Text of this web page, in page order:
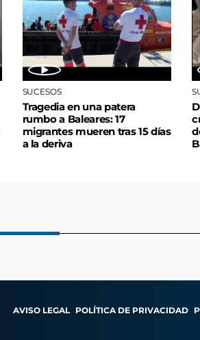
SUCESOS
Tragedia en una patera
rumbo a Baleares: 17
migrantes mueren tras 15 días
a la deriva
AVISO LEGAL POLÍTICA DE PRIVACIDAD